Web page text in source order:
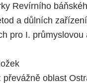
Revírního
a důlních
pro I. průmyslovou
oblast